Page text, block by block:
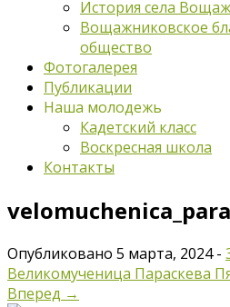
История села
Вощажниковское
общество
Фотогалерея
Публикации
Наша молодежь
Кадетский класс
Воскресная школа
Контакты
Опубликовано 5 марта, 2024-
Великомученица Параскева
Вперед →